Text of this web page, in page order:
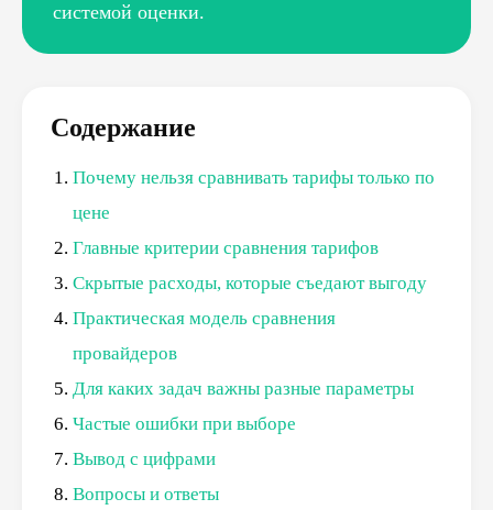
системой оценки.
Содержание
Почему нельзя сравнивать тарифы только по
цене
Главные критерии сравнения тарифов
Скрытые расходы, которые съедают выгоду
Практическая модель сравнения
провайдеров
Для каких задач важны разные параметры
Частые ошибки при выборе
Вывод с цифрами
Вопросы и ответы